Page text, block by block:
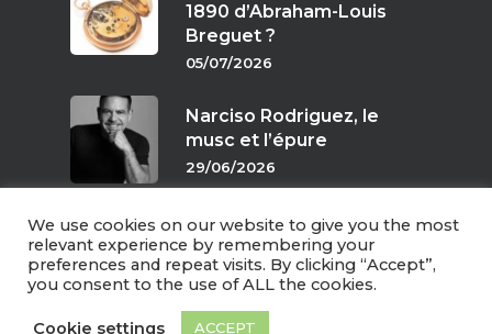
1890 d’Abraham-Louis
Breguet ?
05/07/2026
Narciso Rodriguez, le
musc et l’épure
29/06/2026
Parfums de crépuscule
24/06/2026
We use cookies on our website to give you the most
relevant experience by remembering your
preferences and repeat visits. By clicking “Accept”,
you consent to the use of ALL the cookies.
Cookie settings ACCEPT